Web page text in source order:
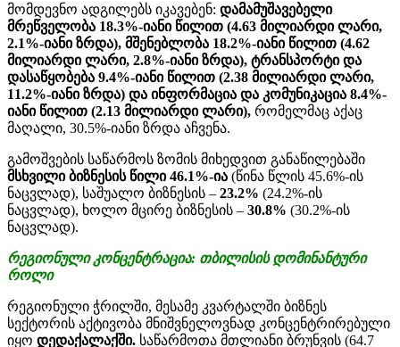
მომდევნო ადგილებს იკავებენ: დამამუშავებელი
მრეწველობა 18.3%-იანი წილით (4.63 მილიარდი ლარი,
2.1%-იანი ზრდა), მშენებლობა 18.2%-იანი წილით (4.62
მილიარდი ლარი, 2.8%-იანი ზრდა), ტრანსპორტი და
დასაწყობება 9.4%-იანი წილით (2.38 მილიარდი ლარი,
11.2%-იანი ზრდა) და ინფორმაცია და კომუნიკაცია 8.4%-
იანი წილით (2.13 მილიარდი ლარი), რომელმაც აქაც
მაღალი, 30.5%-იანი ზრდა აჩვენა.
გამოშვების საწარმოს ზომის მიხედვით განაწილებაში
მსხვილი ბიზნესის წილი 46.1%-ია (წინა წლის 45.6%-ის
ნაცვლად), საშუალო ბიზნესის – 23.2% (24.2%-ის
ნაცვლად), ხოლო მცირე ბიზნესის – 30.8% (30.2%-ის
ნაცვლად).
რეგიონულიკონცენტრაცია: თბილისისდომინანტური
როლი
რეგიონული ჭრილში, მესამე კვარტალში ბიზნეს
სექტორის აქტივობა მნიშვნელოვნად კონცენტრირებული
იყო დედაქალაქში. საწარმოთა მთლიანი ბრუნვის (64.7